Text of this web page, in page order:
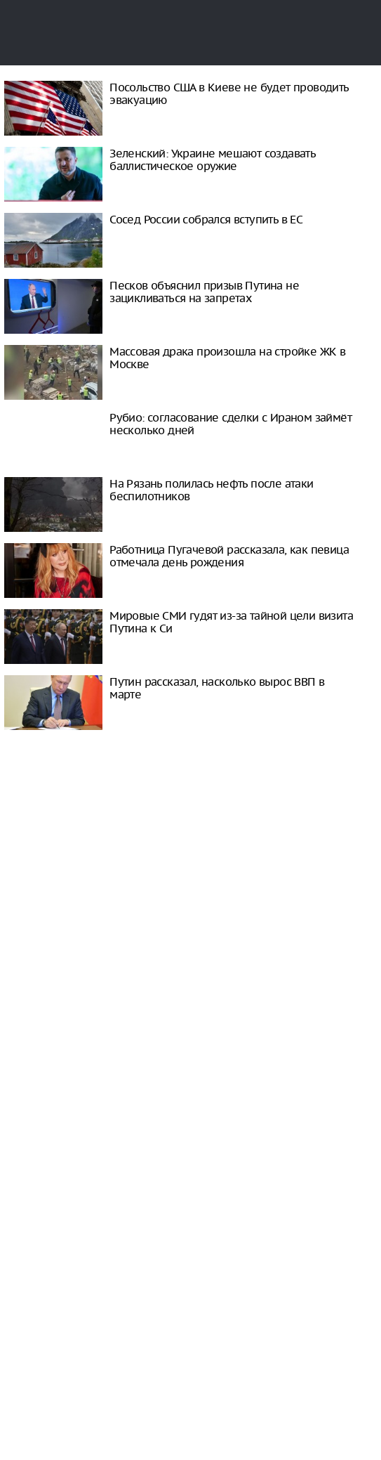
Посольство США в Киеве не будет проводить
эвакуацию
Зеленский: Украине мешают создавать
баллистическое оружие
Сосед России собрался вступить в ЕС
Песков объяснил призыв Путина не
зацикливаться на запретах
Массовая драка произошла на стройке ЖК в
Москве
Рубио: согласование сделки с Ираном займёт
несколько дней
На Рязань полилась нефть после атаки
беспилотников
Работница Пугачевой рассказала, как певица
отмечала день рождения
Мировые СМИ гудят из-за тайной цели визита
Путина к Си
Путин рассказал, насколько вырос ВВП в
марте